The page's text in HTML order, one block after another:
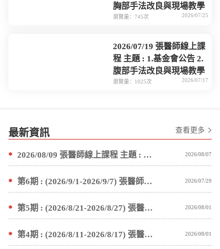
胸部手法改良與現場教學
瀏覽量：745次 2026/07/25
2026/07/19 張醫師線上課
程 主題 : 1.基金會公告 2.
腹部手法改良與現場教學
瀏覽量：1025次 2026/07/17
最新資訊 查看更多
* 2026/08/09 張醫師線上課程 主題 : 褥瘡案例後續追蹤 及按推方法 2026/08/07
* 第6期 : (2026/9/1-2026/9/7) 張醫師親自培訓手法 廣州基礎班7 天錄取名單公告 2026/07/29
* 第5期 : (2026/8/21-2026/8/27) 張醫師親自培訓手法 廣州基礎班7 天錄取名單公告 2026/08/01
* 第4期 : (2026/8/11-2026/8/17) 張醫師親自培訓手法 廣州基礎班7 天錄取名單公告 2026/08/01